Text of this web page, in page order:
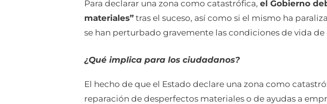
Para declarar una zona como catastrófica, el Gobierno
materiales” tras el suceso, así como si el mismo ha
se han perturbado gravemente las condiciones de vida
¿Qué implica para los ciudadanos?
El hecho de que el Estado declare una zona como
reparación de desperfectos materiales o de ayudas a